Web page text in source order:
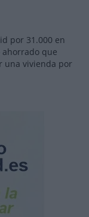
por 31.000 en
que
una vivienda por